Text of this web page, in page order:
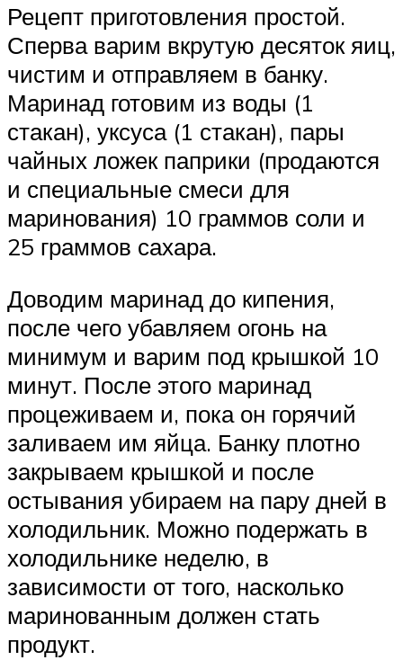
Рецепт приготовления простой.
Сперва варим вкрутую десяток яиц,
чистим и отправляем в банку.
Маринад готовим из воды (1
стакан), уксуса (1 стакан), пары
чайных ложек паприки (продаются
и специальные смеси для
маринования) 10 граммов соли и
25 граммов сахара.
Доводим маринад до кипения,
после чего убавляем огонь на
минимум и варим под крышкой 10
минут. После этого маринад
процеживаем и, пока он горячий
заливаем им яйца. Банку плотно
закрываем крышкой и после
остывания убираем на пару дней в
холодильник. Можно подержать в
холодильнике неделю, в
зависимости от того, насколько
маринованным должен стать
продукт.